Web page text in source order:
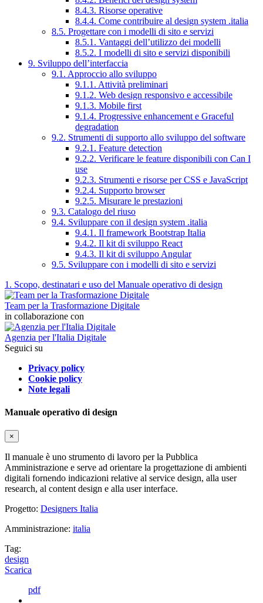
8.4.3. Risorse operative
8.4.4. Come contribuire al design system .italia
8.5. Progettare con i modelli di sito e servizi
8.5.1. Vantaggi dell’utilizzo dei modelli
8.5.2. I modelli di sito e servizi disponibili
9. Sviluppo dell’interfaccia
9.1. Approccio allo sviluppo
9.1.1. Attività preliminari
9.1.2. Web design responsivo e accessibile
9.1.3. Mobile first
9.1.4. Progressive enhancement e Graceful
degradation
9.2. Strumenti di supporto allo sviluppo del software
9.2.1. Feature detection
9.2.2. Verificare le feature disponibili con Can I
use
9.2.3. Strumenti e risorse per CSS e JavaScript
9.2.4. Supporto browser
9.2.5. Misurare le prestazioni
9.3. Catalogo del riuso
9.4. Sviluppare con il design system .italia
9.4.1. Il framework Bootstrap Italia
9.4.2. Il kit di sviluppo React
9.4.3. Il kit di sviluppo Angular
9.5. Sviluppare con i modelli di sito e servizi
1. Scopo, destinatari e uso del Manuale operativo di design
Team per la Trasformazione Digitale
in collaborazione con
Agenzia per l'Italia Digitale
Seguici su
Privacy policy
Cookie policy
Note legali
Manuale operativo di design
×
Il manuale è uno strumento di lavoro per la Pubblica
Amministrazione e serve ad orientare la progettazione di ambienti
digitali fornendo indicazioni relative al service design, alla user
research, al content design e alla user interface.
Progetto: Designers Italia
Amministrazione: italia
Tag:
design
Scarica
pdf